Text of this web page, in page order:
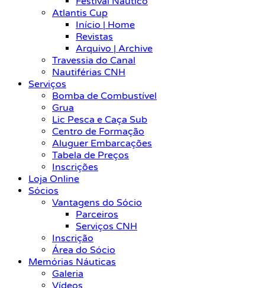
Atlantis Cup
Início | Home
Revistas
Arquivo | Archive
Travessia do Canal
Nautiférias CNH
Serviços
Bomba de Combustível
Grua
Lic Pesca e Caça Sub
Centro de Formação
Aluguer Embarcações
Tabela de Preços
Inscrições
Loja Online
Sócios
Vantagens do Sócio
Parceiros
Serviços CNH
Inscrição
Área do Sócio
Memórias Náuticas
Galeria
Vídeos